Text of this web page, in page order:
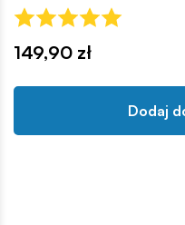
149,90 zł
Dodaj